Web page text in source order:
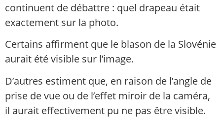
continuent de débattre : quel drapeau était
exactement sur la photo.
Certains affirment que le blason de la Slovénie
aurait été visible sur l’image.
D’autres estiment que, en raison de l’angle de
prise de vue ou de l’effet miroir de la caméra,
il aurait effectivement pu ne pas être visible.